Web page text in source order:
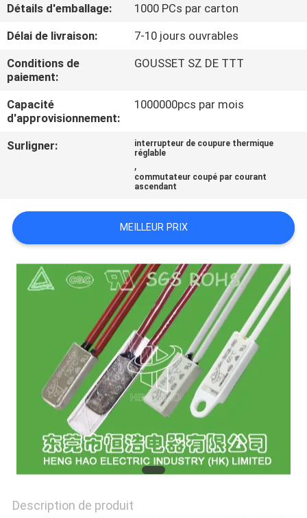
CONTRÔLE
DE
LA
QUALITÉ
CONTACT
TOUS
CAS
PRIVACY
POLICY
Détails d'emballage:
1000 PCs par carton
Délai de livraison:
7-10 jours ouvrables
Conditions de
paiement:
GOUSSET SZ DE TTT
Capacité
d'approvisionnement:
1000000pcs par mois
Surligner:
interrupteur de coupure thermique
réglable
,
commutateur coupé par courant
ascendant
MEILLEUR PRIX
Description de produit